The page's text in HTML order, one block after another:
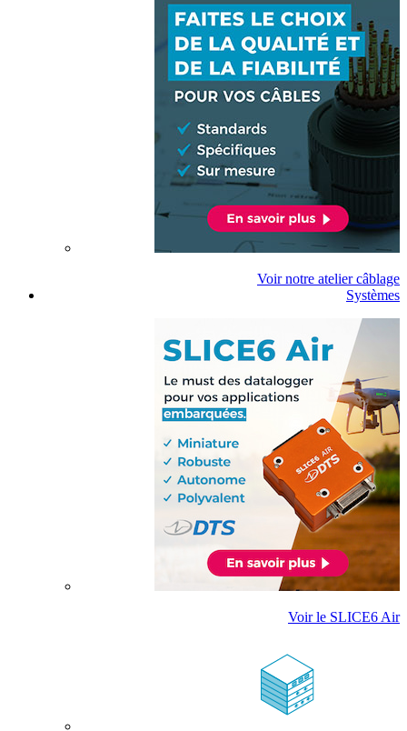
Voir notre atelier câblage
Systèmes
Voir le SLICE6 Air